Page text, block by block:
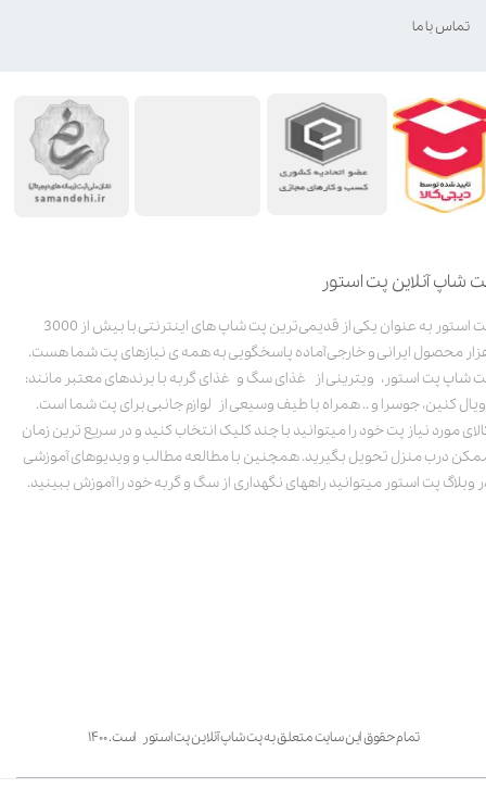
شاپ آنلاین پت استور
پت استور به عنوان یکی از قدیمی‌ترین پت شاپ های اینترنتی با بیش از 3000
محصول ایرانی و خارجی آماده پاسخگویی به همه ی نیازهای پت شما هست.
شاپ پت استور، ویترینی از غذای سگ و غذای گربه با برندهای معتبر مانند:
کنین، جوسرا و .. همراه با طیف وسیعی از لوازم جانبی برای پت شما است.
مورد نیاز پت خود را میتوانید با چند کلیک انتخاب کنید و در سریع ترین زمان
درب منزل تحویل بگیرید. همچنین با مطالعه مطالب و ویدیوهای آموزشی
وبلاگ پت استور میتوانید راههای نگهداری از سگ و گربه خود را آموزش ببینید.
تمام حقوق این سایت متعلق به پت شاپ آنلاین پت استور است. ۱۴۰۰
تماس با ما